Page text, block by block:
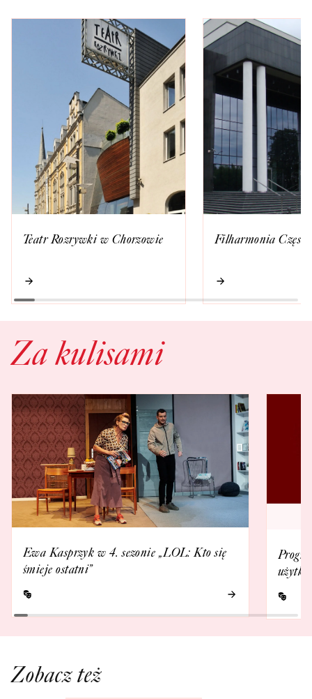
Teatr Rozrywki w Chorzowie Filharmonia
Za kulisami
Ewa Kasprzyk w 4. sezonie „LOL: Kto się
śmieje ostatni”
Zobacz też